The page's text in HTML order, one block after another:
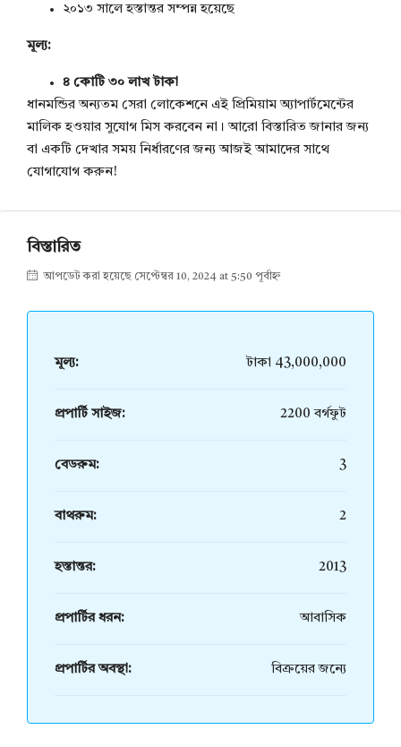
২০১৩ সালে হস্তান্তর সম্পন্ন হয়েছে
মূল্য:
৪ কোটি ৩০ লাখ টাকা
ধানমন্ডির অন্যতম সেরা লোকেশনে এই প্রিমিয়াম অ্যাপার্টমেন্টের
মালিক হওয়ার সুযোগ মিস করবেন না। আরো বিস্তারিত জানার জন্য
বা একটি দেখার সময় নির্ধারণের জন্য আজই আমাদের সাথে
যোগাযোগ করুন!
বিস্তারিত
আপডেট করা হয়েছে সেপ্টেম্বর 10, 2024 at 5:50 পূর্বাহ্ন
মূল্য: টাকা 43,000,000
প্রপার্টি সাইজ: 2200 বর্গফুট
বেডরুম: 3
বাথরুম: 2
হস্তান্তর: 2013
প্রপার্টির ধরন: আবাসিক
প্রপার্টির অবস্থা: বিক্রয়ের জন্যে